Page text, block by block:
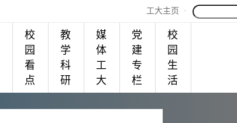
工大主页 ·
校
园
看
点
教
学
科
研
媒
体
工
大
党
建
专
栏
校
园
生
活